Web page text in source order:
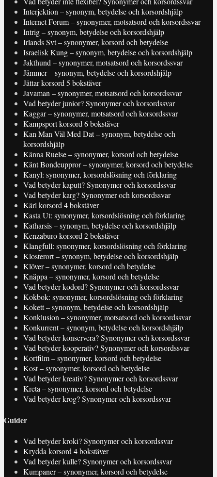
Interjektion – synonym, betydelse och korsordshjälp
Internet Forum – synonymer, motsatsord och korsordssvar
Intrig – synonym, betydelse och korsordshjälp
Irlands Svt – synonymer, korsord och betydelse
Israelisk Kung – synonym, betydelse och korsordshjälp
Jakthund – synonymer, motsatsord och korsordssvar
Jämmer – synonym, betydelse och korsordshjälp
Jättar korsord 5 bokstäver
Javaman – synonymer, motsatsord och korsordssvar
Vad betyder junior? Synonymer och korsordssvar
Kaggar – synonymer, motsatsord och korsordssvar
Kampsport korsord 6 bokstäver
Kan Man Väl Med Dat – synonym, betydelse och
korsordshjälp
Känna Ruelse – synonymer, korsord och betydelse
Känt Bondeuppror – synonymer, korsord och betydelse
Kanyl: synonymer, korsordslösning och förklaring
Vad betyder kaputt? Synonymer och korsordssvar
Vad betyder karg? Synonymer och korsordssvar
Kärl korsord 4 bokstäver
Kasta Ut: synonymer, korsordslösning och förklaring
Katharsis – synonym, betydelse och korsordshjälp
Kenzaburo korsord 2 bokstäver
Klangfull: synonymer, korsordslösning och förklaring
Klosterort – synonym, betydelse och korsordshjälp
Klöver – synonymer, korsord och betydelse
Knäppa – synonymer, korsord och betydelse
Vad betyder kodord? Synonymer och korsordssvar
Kokbok: synonymer, korsordslösning och förklaring
Kokett – synonym, betydelse och korsordshjälp
Konklusion – synonymer, motsatsord och korsordssvar
Konkurrent – synonym, betydelse och korsordshjälp
Vad betyder konservera? Synonymer och korsordssvar
Vad betyder kooperativ? Synonymer och korsordssvar
Kortfilm – synonymer, korsord och betydelse
Kost – synonymer, korsord och betydelse
Vad betyder kreativ? Synonymer och korsordssvar
Kreta – synonymer, korsord och betydelse
Vad betyder krog? Synonymer och korsordssvar
Guider
Vad betyder kroki? Synonymer och korsordssvar
Krydda korsord 4 bokstäver
Vad betyder kulle? Synonymer och korsordssvar
Kumpaner – synonymer, korsord och betydelse